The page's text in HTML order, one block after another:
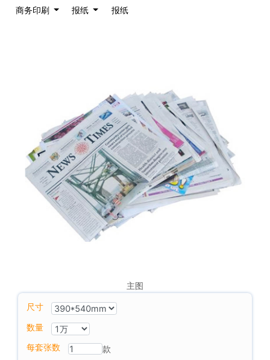
商务印刷 报纸 报纸
主图
尺寸
数量
每套张数
款